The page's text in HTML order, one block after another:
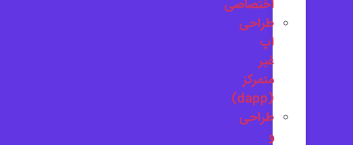
اختصاصی
طراحی
اپ
غیر
متمرکز
طراحی